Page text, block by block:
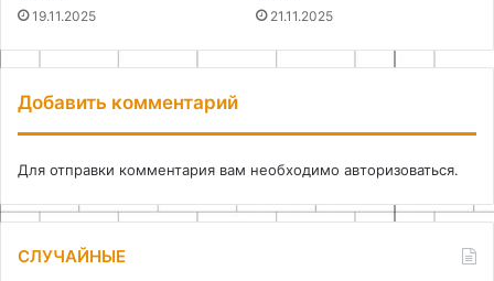
19.11.2025 21.11.2025
Добавить комментарий
Для отправки комментария вам необходимо авторизоваться.
СЛУЧАЙНЫЕ